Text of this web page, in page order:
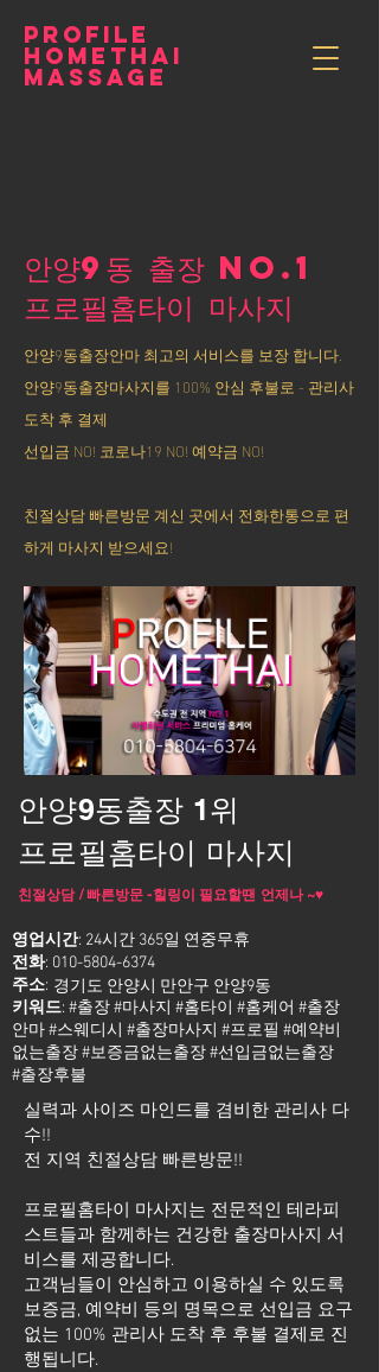
PROFILE
HOMETHAI
MASSAGE
안양9동 출장 NO.1
​프로필홈타이 마사지
안양9동출장안마 최고의 서비스를 보장 합니다.
안양9동출장마사지를 100% 안심 후불로 - 관리사
도착 후 결제
선입금 NO! 코로나19 NO! 예약금 NO!
친절상담 빠른방문 계신 곳에서 전화한통으로 편
하게 마사지 받으세요!
안양9동출장 1위
프로필홈타이 마사지
친절상담 / 빠른방문 -힐링이 필요할땐 언제나 ~♥
영업시간: 24시간 365일 연중무휴
전화: 010-5804-6374
주소:
키워드: #출장 #마사지 #홈타이 #홈케어 #출장
안마 #스웨디시 #출장마사지 #프로필 #예약비
없는출장 #보증금없는출장 #선입금없는출장
#출장후불
경기도 안양시 만안구 안양9동
실력과 사이즈 마인드를 겸비한 관리사 다
수!!
전 지역 친절상담 빠른방문!!
프로필홈타이 마사지는 전문적인 테라피
스트들과 함께하는 건강한 출장마사지 서
비스를 제공합니다.
고객님들이 안심하고 이용하실 수 있도록
보증금, 예약비 등의 명목으로 선입금 요구
없는 100% 관리사 도착 후 후불 결제로 진
행됩니다.